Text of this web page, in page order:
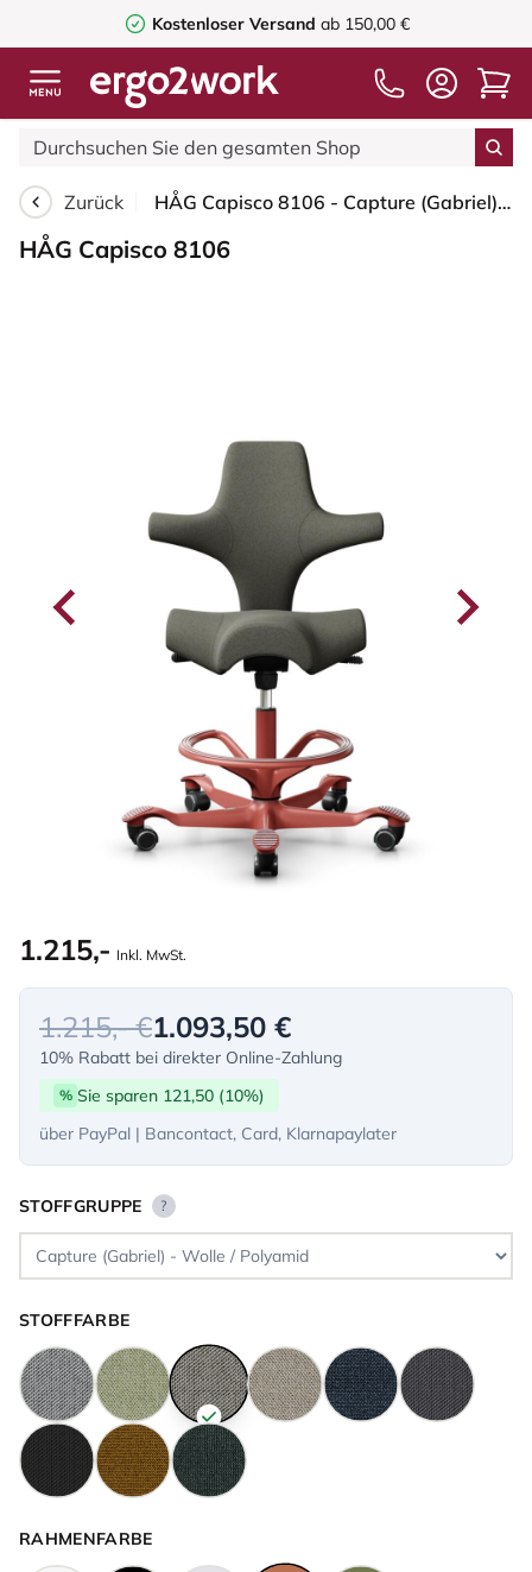
Kostenloser Versand ab 150,00 €
Zurück HÅG Capisco 8106 - Capture (Gabriel) - Wolle / Polyamid - CPT4401 - Warm grey - Blush Rose - 265 mm (Sitzhöhe 53-79cm) - Weiche Rollen für harte Böden
HÅG Capisco 8106
1.215,- Inkl. MwSt.
1.215,- €1.093,50 €
10% Rabatt bei direkter Online-Zahlung
% Sie sparen 121,50 (10%)
über PayPal | Bancontact, Card, Klarnapaylater
STOFFGRUPPE ?
STOFFFARBE
RAHMENFARBE